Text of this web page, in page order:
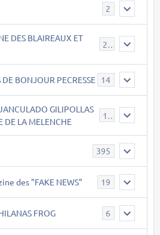
2
DES BLAIREAUX ET
21
BONJOUR PECRESSE 14
GILIPOLLAS
LA MELENCHE
119
395
des "FAKE NEWS" 19
FROG 6